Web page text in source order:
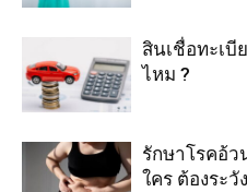
สินเชื่อทะเบี
ไหม ?
รักษาโรคอ้
ใคร ต้องระวั